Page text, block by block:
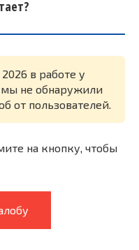
в работе у
не обнаружили
от пользователей.
на кнопку, чтобы